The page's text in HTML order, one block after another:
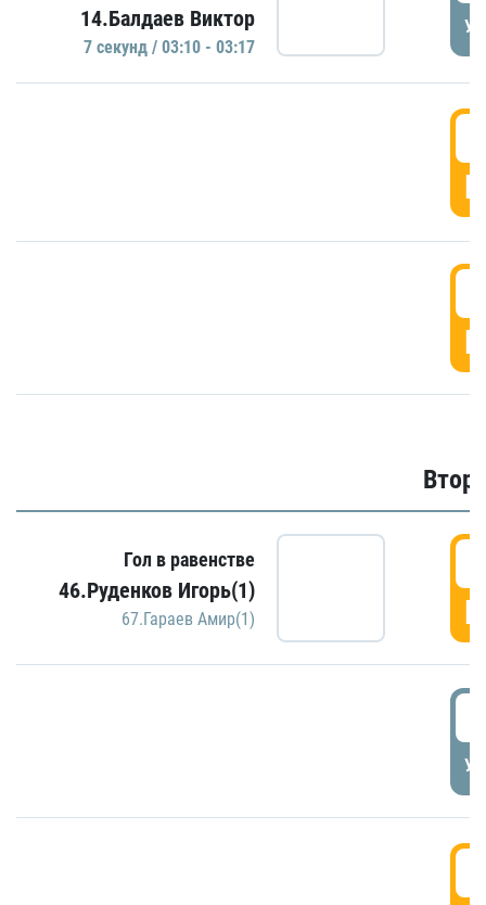
14.Балдаев Виктор
7 секунд / 03:10 - 03:17
Гол в равенстве
46.Руденков Игорь(1)
67.Гараев Амир(1)